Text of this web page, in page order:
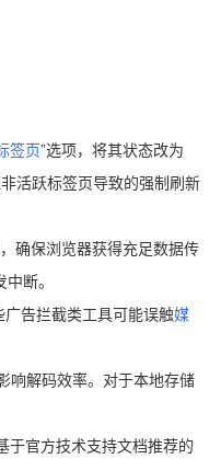
签页”选项，将其状态改为
活跃标签页导致的强制刷新
确保浏览器获得充足数据传
断。
告拦截类工具可能误触媒
响解码效率。对于本地存储
于官方技术支持文档推荐的